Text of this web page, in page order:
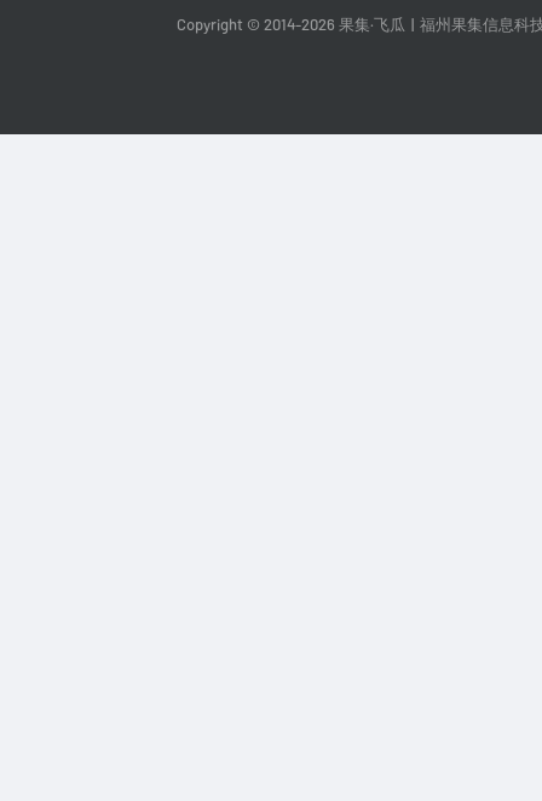
Copyright © 2014-2026 果集·飞瓜 福州果集信息科